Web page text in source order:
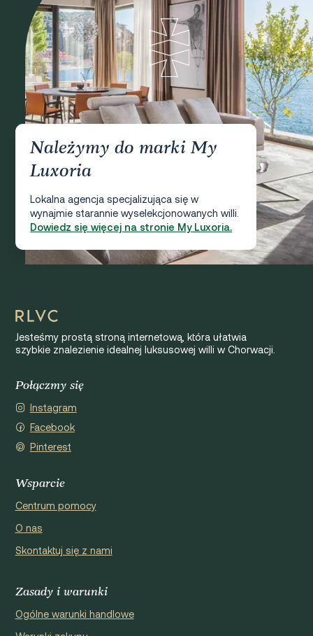
Należymy do marki My
Luxoria
Lokalna agencja specjalizująca się w
wynajmie starannie wyselekcjonowanych willi.
Dowiedz się więcej na stronie My Luxoria.
Jesteśmy prostą stroną internetową, która ułatwia
szybkie znalezienie idealnej luksusowej willi w Chorwacji.
Połączmy się
Instagram
Facebook
Pinterest
Wsparcie
Centrum pomocy
O nas
Skontaktuj się z nami
Zasady i warunki
Ogólne warunki handlowe